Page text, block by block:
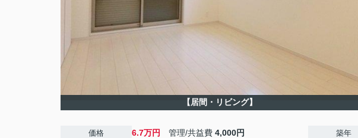
【居間・リビング】
価格 6.7万円 管理/共益費 4,000円 築年